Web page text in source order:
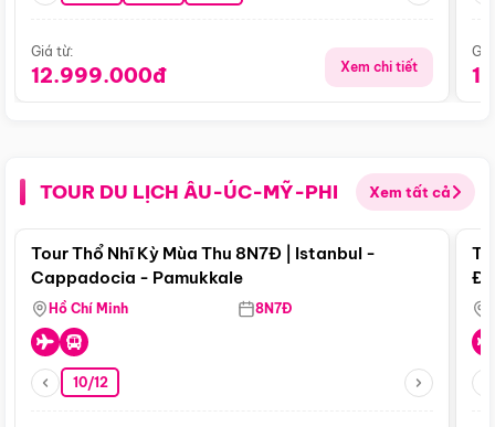
Giá từ:
12.999.000đ Xem chi tiết
TOUR DU LỊCH ÂU-ÚC-MỸ-PHI Xem tất cả
Điểm nổi bật
Tour Thổ Nhĩ Kỳ Mùa Thu 8N7Đ | Istanbul -
Cappadocia - Pamukkale
Hồ Chí Minh 8N7Đ
10/12